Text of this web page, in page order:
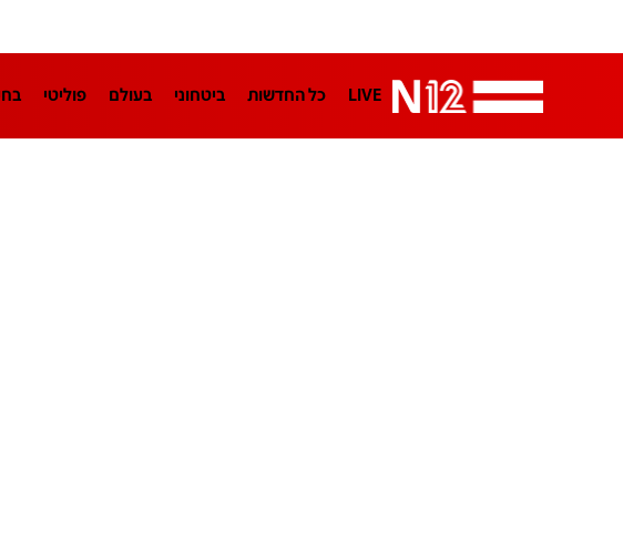
LIVE כל החדשות ביטחוני בעולם פוליטי